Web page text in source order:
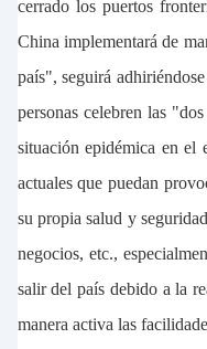
cerrado los puertos
China implementará de
país", seguirá
personas celebren las
situación epidémica en el
actuales que puedan
su propia salud y
negocios, etc.,
salir del país debido a la
manera activa las